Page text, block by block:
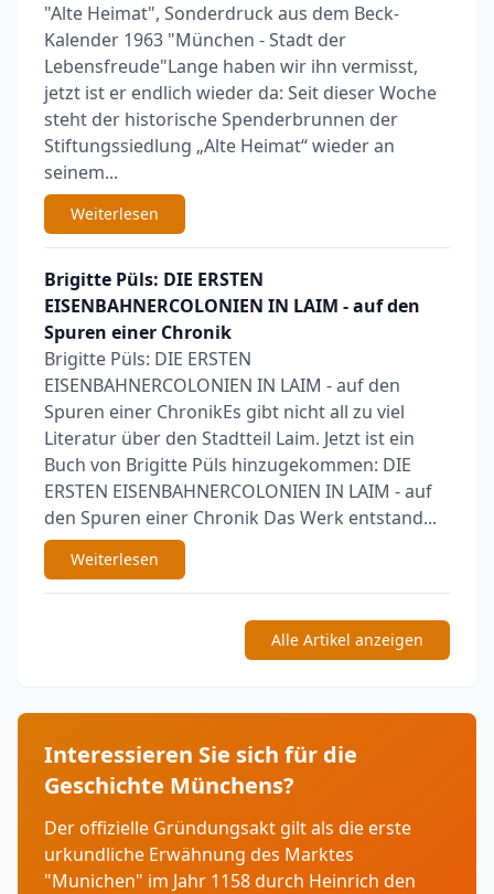
"Alte Heimat", Sonderdruck aus dem Beck-
Kalender 1963 "München - Stadt der
Lebensfreude"Lange haben wir ihn vermisst,
jetzt ist er endlich wieder da: Seit dieser Woche
steht der historische Spenderbrunnen der
Stiftungssiedlung „Alte Heimat“ wieder an
seinem...
Weiterlesen
Brigitte Püls: DIE ERSTEN
EISENBAHNERCOLONIEN IN LAIM - auf den
Spuren einer Chronik
Brigitte Püls: DIE ERSTEN
EISENBAHNERCOLONIEN IN LAIM - auf den
Spuren einer ChronikEs gibt nicht all zu viel
Literatur über den Stadtteil Laim. Jetzt ist ein
Buch von Brigitte Püls hinzugekommen: DIE
ERSTEN EISENBAHNERCOLONIEN IN LAIM - auf
den Spuren einer Chronik Das Werk entstand...
Weiterlesen
Alle Artikel anzeigen
Interessieren Sie sich für die
Geschichte Münchens?
Der offizielle Gründungsakt gilt als die erste
urkundliche Erwähnung des Marktes
"Munichen" im Jahr 1158 durch Heinrich den